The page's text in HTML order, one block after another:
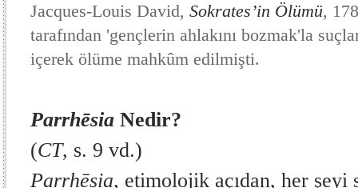
Jacques-Louis David, Sokrates’in Ölümü,
tarafından 'gençlerin ahlakını bozmak'la
içerek ölüme mahkûm edilmişti.
Parrhēsia Nedir?
(CT, s. 9 vd.)
Parrhēsia, etimolojik açıdan, her